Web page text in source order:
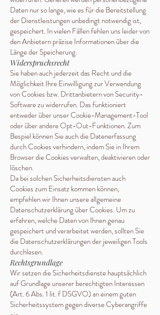
Daten nur so lange, wie es für die Bereitstellung
der Dienstleistungen unbedingt notwendig ist,
gespeichert. In vielen Fällen fehlen uns leider von
den Anbietern präzise Informationen über die
Länge der Speicherung.
Widerspruchsrecht
Sie haben auch jederzeit das Recht und die
Möglichkeit Ihre Einwilligung zur Verwendung
von Cookies bzw. Drittanbietern von Security-
Software zu widerrufen. Das funktioniert
entweder über unser Cookie-Management-Tool
oder über andere Opt-Out-Funktionen. Zum
Bespiel können Sie auch die Datenerfassung
durch Cookies verhindern, indem Sie in Ihrem
Browser die Cookies verwalten, deaktivieren oder
löschen.
Da bei solchen Sicherheitsdiensten auch
Cookies zum Einsatz kommen können,
empfehlen wir Ihnen unsere allgemeine
Datenschutzerklärung über Cookies. Um zu
erfahren, welche Daten von Ihnen genau
gespeichert und verarbeitet werden, sollten Sie
die Datenschutzerklärungen der jeweiligen Tools
durchlesen.
Rechtsgrundlage
Wir setzen die Sicherheitsdienste hauptsächlich
auf Grundlage unserer berechtigten Interessen
(Art. 6 Abs. 1 lit. f DSGVO) an einem guten
Sicherheitssystem gegen diverse Cyberangriffe